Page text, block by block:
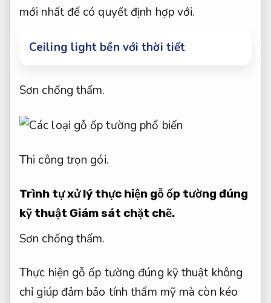
mới nhất để có quyết định hợp với.
Ceiling light bền với thời tiết
Sơn chống thấm.
Thi công trọn gói.
Trình tự xử lý thực hiện gỗ ốp tường đúng
kỹ thuật Giám sát chặt chẽ.
Sơn chống thấm.
Thực hiện gỗ ốp tường đúng kỹ thuật không
chỉ giúp đảm bảo tính thẩm mỹ mà còn kéo